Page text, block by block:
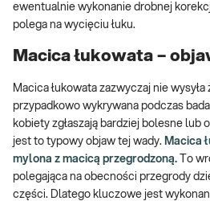
ewentualnie wykonanie drobnej
polega na wycięciu łuku.
Macica łukowata –
Macica łukowata zazwyczaj nie
przypadkowo wykrywana podczas
kobiety zgłaszają bardziej bolesne lub
jest to typowy objaw tej wady. Macica
mylona z macicą przegrodzoną. To
polegająca na obecności przegrody
części. Dlatego kluczowe jest